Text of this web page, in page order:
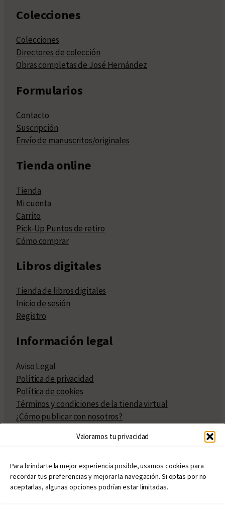
Valoramos tu privacidad
Para brindarte la mejor experiencia posible, usamos cookies para
recordar tus preferencias y mejorar la navegación. Si optas por no
aceptarlas, algunas opciones podrían estar limitadas.
Colecciones
Colecciones
Directores de colección
Obras completas de José Hernández
Formularios
Contacto
Suscripción
Envío de manuscritos/originales
Tienda online
Tienda
Mi cuenta
Carrito
Pick-Up Puntos de retiro
Cómo comprar
Libros digitales
Tienda de libros digitales
Inicio de sesión
Registro
Información legal
Aviso Legal
Política de privacidad
Política de cookies
Términos y condiciones de la tienda virtual
¿Cómo publicar con nosotros?
Políticas de publicación
Políticas de coedición
Atribuciones